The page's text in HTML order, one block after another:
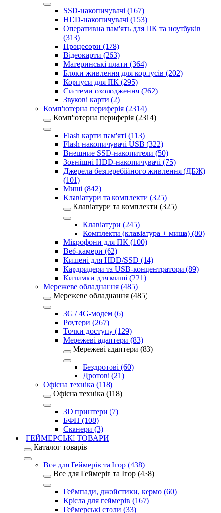
SSD-накопичувачі (167)
HDD-накопичувачі (153)
Оперативна пам'ять для ПК та ноутбуків
(313)
Процесори (178)
Відеокарти (263)
Материнські плати (364)
Блоки живлення для корпусів (202)
Корпуси для ПК (295)
Системи охолодження (262)
Звукові карти (2)
Комп'ютерна периферія (2314)
Комп'ютерна периферія (2314)
Flash карти пам'яті (113)
Flash накопичувачі USB (322)
Внешние SSD-накопители (50)
Зовнішні HDD-накопичувачі (75)
Джерела безперебійного живлення (ДБЖ)
(101)
Миші (842)
Клавіатури та комплекти (325)
Клавіатури та комплекти (325)
Клавіатури (245)
Комплекти (клавіатура + миша) (80)
Мікрофони для ПК (100)
Веб-камери (62)
Кишені для HDD/SSD (14)
Кардридери та USB-концентратори (89)
Килимки для миші (221)
Мережеве обладнання (485)
Мережеве обладнання (485)
3G / 4G-модем (6)
Роутери (267)
Точки доступу (129)
Мережеві адаптери (83)
Мережеві адаптери (83)
Бездротові (60)
Дротові (21)
Офісна техніка (118)
Офісна техніка (118)
3D принтери (7)
БФП (108)
Сканери (3)
ГЕЙМЕРСЬКІ ТОВАРИ
Каталог товарів
Все для Геймерів та Ігор (438)
Все для Геймерів та Ігор (438)
Геймпади, джойстики, кермо (60)
Крісла для геймерів (167)
Геймерські столи (33)